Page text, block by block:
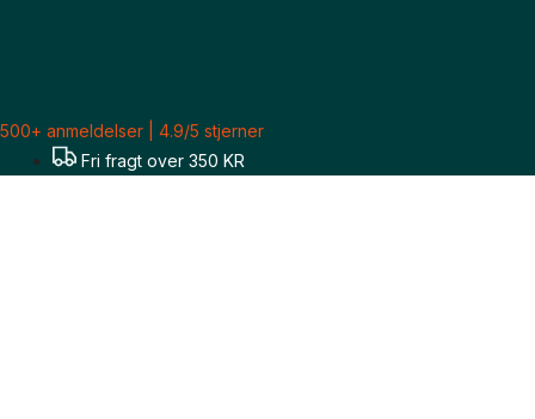
500+ anmeldelser | 4.9/5 stjerner
Fri fragt over 350 KR